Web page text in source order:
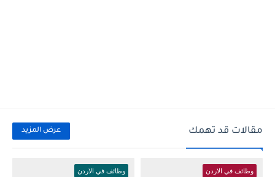
مقالات قد تهمك عرض المزيد
وظائف في الاردن وظائف في الاردن